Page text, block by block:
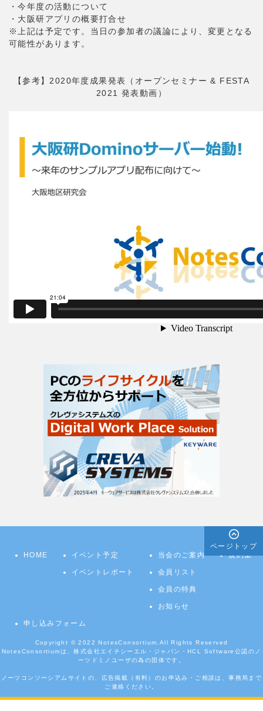
・今年度の活動について
・大阪研アプリの概要打合せ
※上記は予定です。当日の参加者の議論により、変更となる
可能性があります。
【参考】2020年度成果発表（オープンセミナー & FESTA
2021 発表動画）
HOME イベント予定
イベントレポート
当会のご案内
会員リスト
会員の特典
お知らせ
規約集
申し込みフォーム
ページトップ
Copyright © 2022NotesConsortium. All Rights Reserved
NotesConsortiumは、株式会社エイチシーエル・ジャパン・HCL Software公認のノ
ーツドミノユーザの為の団体です。
ノーツコンソーシアムサイトの、広告掲載（有料）のお申込み・ご相談は、事務局まで
ご連絡ください。